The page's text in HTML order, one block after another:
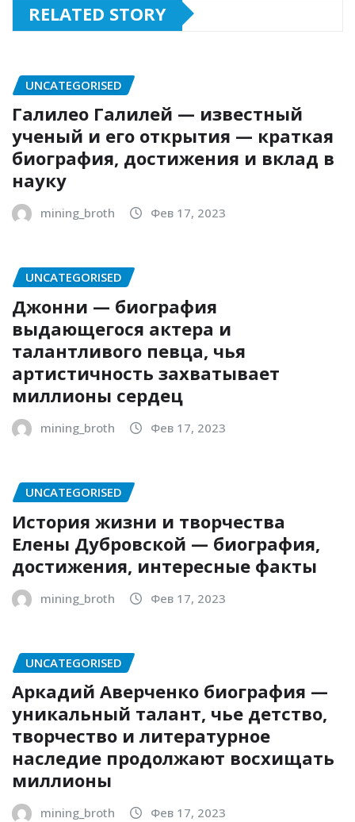
RELATED STORY
UNCATEGORISED
Галилео Галилей — известный
ученый и его открытия — краткая
биография, достижения и вклад в
науку
mining_broth Фев 17, 2023
UNCATEGORISED
Джонни — биография
выдающегося актера и
талантливого певца, чья
артистичность захватывает
миллионы сердец
mining_broth Фев 17, 2023
UNCATEGORISED
История жизни и творчества
Елены Дубровской — биография,
достижения, интересные факты
mining_broth Фев 17, 2023
UNCATEGORISED
Аркадий Аверченко биография —
уникальный талант, чье детство,
творчество и литературное
наследие продолжают восхищать
миллионы
mining_broth Фев 17, 2023